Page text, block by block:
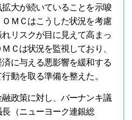
大が続いていることを示唆
ＯＭＣはこうした状況を考慮
リスクが目に見えて高まっ
Ｃは状況を監視しており、
に与える悪影響を緩和する
動を取る準備を整えた。
政策に対し、バーナンキ議
（ニューヨーク連銀総